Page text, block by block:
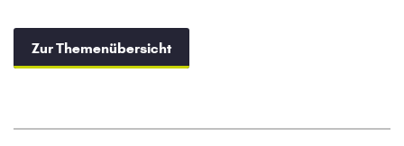
Zur Themenübersicht